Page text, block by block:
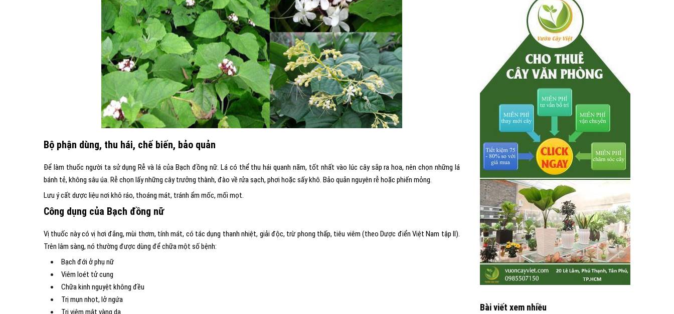
Bộ phận dùng, thu hái, chế biến, bảo quản
Để làm thuốc người ta sử dụng Rễ và lá của Bạch đồng nữ. Lá có thể thu hái quanh năm, tốt nhất vào lúc cây sắp ra hoa, nên chọn những lá
bánh tẻ, không sâu úa. Rễ chọn lấy những cây trưởng thành, đào về rửa sạch, phơi hoặc sấy khô. Bảo quản nguyên rễ hoặc phiến mỏng.
Lưu ý cất dược liệu nơi khô ráo, thoáng mát, tránh ẩm mốc, mối mọt.
Công dụng của Bạch đồng nữ
Vị thuốc này có vị hơi đắng, mùi thơm, tính mát, có tác dụng thanh nhiệt, giải độc, trừ phong thấp, tiêu viêm (theo Dược điển Việt Nam tập II).
Trên lâm sàng, nó thường được dùng để chữa một số bệnh:
Bạch đới ở phụ nữ
Viêm loét tử cung
Chữa kinh nguyệt không đều
Trị mụn nhọt, lở ngứa
Trị viêm mật vàng da
Bài viết xem nhiều